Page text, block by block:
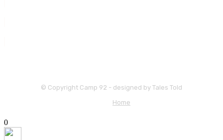
© Copyright Camp 92 - designed by Tales Told
Home
0